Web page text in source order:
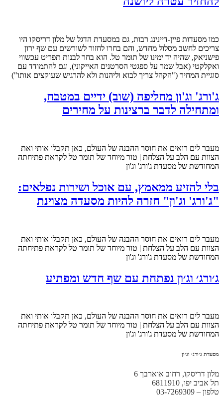
כמו מסעדות פיין-דיינינג רבות, גם במסעדת הדגל של מלון דריסקו היו
צריכים לחשב מסלול מחדש, והם בחרו לחזור לשורשים עם שף ירון
פישניאק, שהיה יד ימינו של תומר טל. הוא בחר לבנות תפריט עכשווי
ואקלקטי (אבל שמר על ספגטי הסרטנים האייקוני), וגם להתמודד עם
סוגיית המחיר ("הקהל צריך לבוא וליהנות ולא להרגיש שעוקצים אותו")
ג'ורג' וג'ון מחליפה (שוב) ידיים במטבח,
ומתחילה לדבר ברצינות על מחירים
מעבר לים רואים את חוסר ההבנה של העולם, כאן תקבלו אותי ואת
הצוות עם הלב על הצלחת | טור מיוחד של תומר טל לקראת פתיחתה
המחודשת של מסעדת ג'ורג' וג'ון
בלי להזיע ממאמץ, עם אוכל ושירות נפלאים:
"ג'ורג' וג'ון" חזרה להיות מסעדה מצוינת
מעבר לים רואים את חוסר ההבנה של העולם, כאן תקבלו אותי ואת
הצוות עם הלב על הצלחת | טור מיוחד של תומר טל לקראת פתיחתה
המחודשת של מסעדת ג'ורג' וג'ון
ג׳ורג׳ וג׳ון נפתחת עם שף חדש ומפתיע
מעבר לים רואים את חוסר ההבנה של העולם, כאן תקבלו אותי ואת
הצוות עם הלב על הצלחת | טור מיוחד של תומר טל לקראת פתיחתה
המחודשת של מסעדת ג'ורג' וג'ון
מסעדת ג׳ורג׳ וג׳ון
מלון דריסקו, רחוב אוארבך 6
תל אביב יפו, 6811910
טלפון – 03-7269309